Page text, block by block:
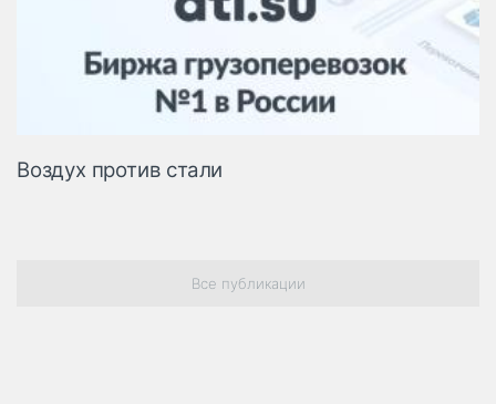
Воздух против стали
Все публикации